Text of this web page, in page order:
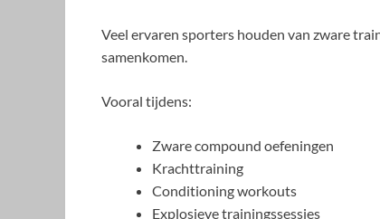
Veel ervaren sporters houden van zware
samenkomen.
Vooral tijdens:
Zware compound oefeningen
Krachttraining
Conditioning workouts
Explosieve trainingssessies